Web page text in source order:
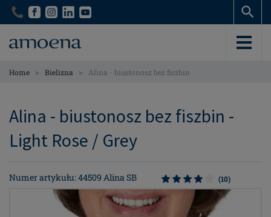
Skip
content
Skip
content
Home > Bielizna > Alina - biustonosz bez fiszbin
Alina - biustonosz bez fiszbin -
Light Rose / Grey
Numer artykułu: 44509 Alina SB (10)